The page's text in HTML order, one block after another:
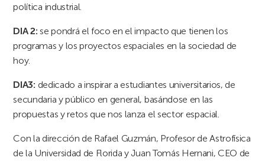
política industrial.
DIA 2:se pondrá el foco en el impacto que tienen los
programas y los proyectos espaciales en la sociedad de
hoy.
DIA3: dedicado a inspirar a estudiantes universitarios, de
secundaria y público en general, basándose en las
propuestas y retos que nos lanza el sector espacial.
Con la dirección de Rafael Guzmán, Profesor de Astrofísica
de la Universidad de Florida y Juan Tomás Hernani, CEO de